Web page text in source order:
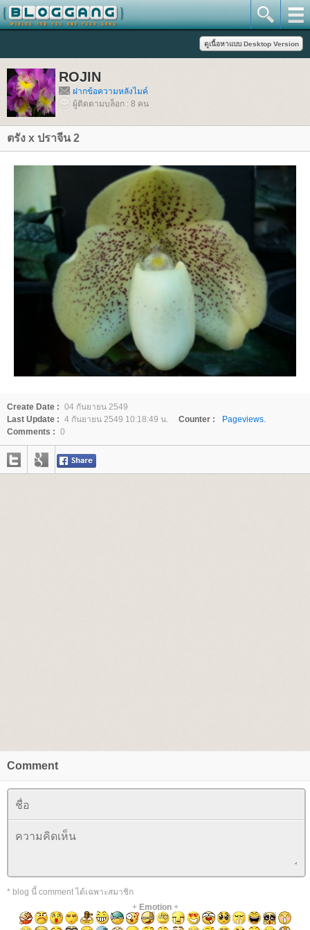
ROJIN
ฝากข้อความหลังไมค์
ผู้ติดตามบล็อก : 8 คน
ตรัง x ปราจีน 2
Create Date : 04 กันยายน 2549
Last Update : 4 กันยายน 2549 10:18:49 น. Counter :
Pageviews.
Comments : 0
Comment
* blog นี้ comment ได้เฉพาะสมาชิก
+ Emotion+